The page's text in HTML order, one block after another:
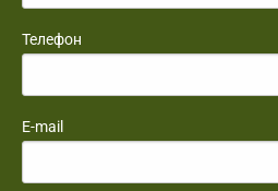
Телефон
E-mail